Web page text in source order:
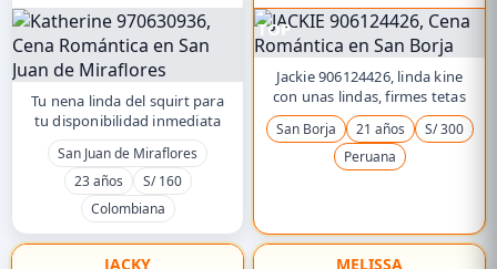
Tu nena linda del squirt para
tu disponibilidad inmediata
San Juan de Miraflores
23 años
S/ 160
Colombiana
TOP
Jackie 906124426, linda kine
con unas lindas, firmes tetas
San Borja 21 años
S/ 300
Peruana
JACKY MELISSA